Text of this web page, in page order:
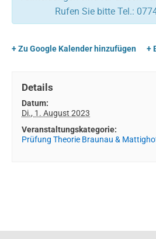
Rufen Sie bitte Tel.:
+ Zu Google Kalender hinzufügen +
Details
Datum:
Di., 1. August 2023
Veranstaltungskategorie:
Prüfung Theorie Braunau &